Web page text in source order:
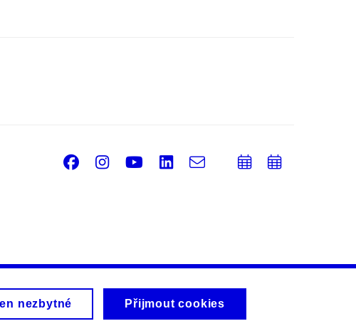
Facebook
Instagram
Youtube
LinkedIn
e-
PřidatPřidat
nezbytné Přijmout cookies